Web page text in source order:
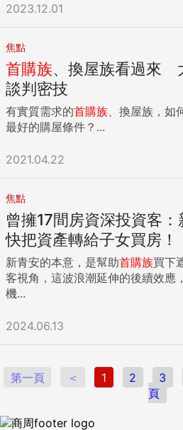
討，但轉貸的借款人不適用。 也就是說，青安房貸利率3種方
案中，以一段式機動利率方案的計
央行升息1碼，利率將從1.4%來到
調升半碼至1.525%，比公教人員築
2023.12.01
焦點
首購族、換屋族看過來
談判密技
有實質需求的首購族 、換屋族，
最好的購屋條件？...
2021.04.22
焦點
曾擁17間房資深投資客：
快把資產轉給子女買房！
新青安的本意，是幫助首購族買下
客視角，這波浪潮延伸的後續效應
機...
2024.06.13
第一頁 ＜ 1 2 3
頁